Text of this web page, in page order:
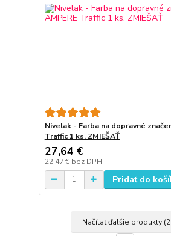
Nivelak - Farba na dopravné
Traffic 1 ks. ZMIEŠAŤ
27,64 €
22,47 € bez DPH
Pridať do
Načítať ďalšie produkty